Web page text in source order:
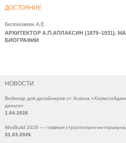
НОВОСТИ
Вебинар для дизайнеров от Аскона
деньги»
1.04.2026
MosBuild 2026 — главная строительно-
31.03.2026
ДОСТОЯНИЕ
Белоножкин А.Е.
АРХИТЕКТОР А.П.АПЛАКСИН (1879–1931).
БИОГРАФИИ